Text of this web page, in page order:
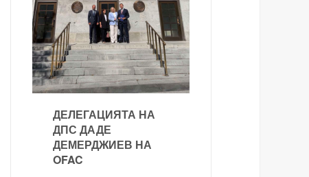
ДЕЛЕГАЦИЯТА НА
ДПС ДАДЕ
ДЕМЕРДЖИЕВ НА
OFAC